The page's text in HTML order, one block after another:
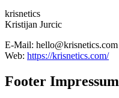
krisnetics
Kristijan Jurcic
E-Mail: hello@krisnetics.com
Web: https://krisnetics.com/
Footer Impressum